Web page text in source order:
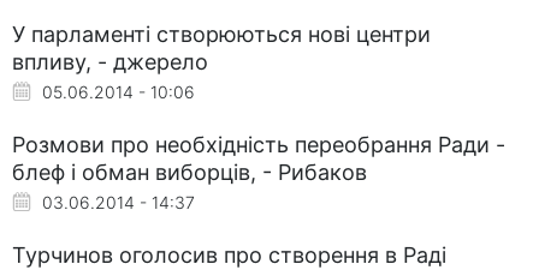
У парламенті створюються нові центри
впливу, - джерело
05.06.2014 - 10:06
Розмови про необхідність переобрання Ради -
блеф і обман виборців, - Рибаков
03.06.2014 - 14:37
Турчинов оголосив про створення в Раді